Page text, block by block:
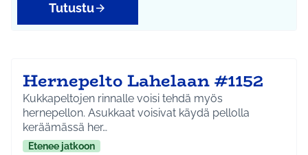
Tutustu
Hernepelto Lahelaan #1152
Kukkapeltojen rinnalle voisi tehdä myös
hernepellon. Asukkaat voisivat käydä pellolla
keräämässä her…
Etenee jatkoon